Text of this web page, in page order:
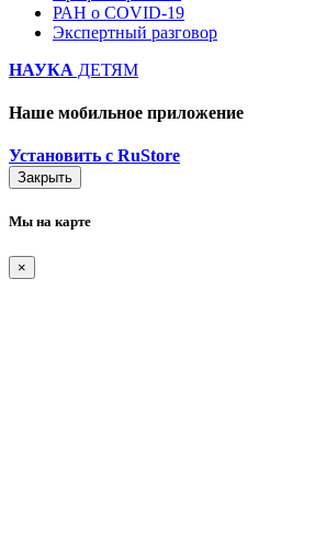
РАН о COVID-19
Экспертный разговор
НАУКА ДЕТЯМ
Наше мобильное приложение
Установить с RuStore
Закрыть
Мы на карте
×